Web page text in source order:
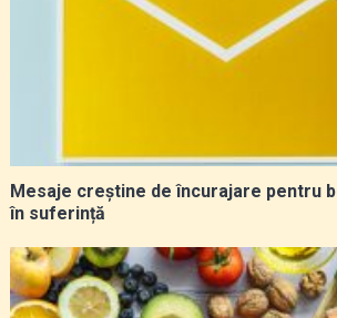
Mesaje creștine de încurajare pentru
în suferință